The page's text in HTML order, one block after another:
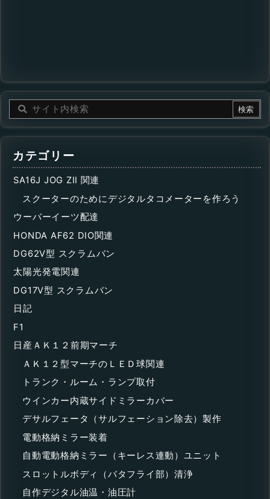
カテゴリー
SA16J JOG ZII 関連
スクーターのためにデジタルタコメーターを作ろう
ウーバーイーツ配達
HONDA AF62 DIO関連
DG62V型 スクラムバン
太陽光発電関連
DG17V型 スクラムバン
日記
F1
日産ＡＫ１２前期マーチ
ＡＫ１２型マーチのＬＥＤ球関連
トランク・ルーム・ランプ取付
ウインカー内蔵サイドミラーカバー
デサルフェータ（サルフェーション除去）製作
電動格納ミラー装着
自動電動格納ミラー（キーレス連動）ユニット
スロットルボディ（バタフライ部）清浄
自作デジタル油温・油圧計